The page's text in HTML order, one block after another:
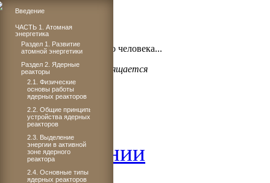
Бог проявил щедрость,
когда подарил миру такого человека...
Светлане Плачковой посвящается
Главная
Об издании
Введение
ЧАСТЬ 1. Атомная
энергетика
Раздел 1. Развитие
атомной энергетики
Раздел 2. Ядерные
реакторы
2.1. Физические
основы работы
ядерных реакторов
2.2. Общие принципы
устройства ядерных
реакторов
2.3. Выделение
энергии в активной
зоне ядерного
реактора
2.4. Основные типы
ядерных реакторов